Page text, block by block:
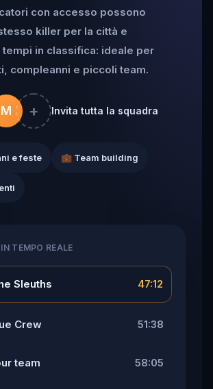
con accesso possono
killer per la città e
in classifica: ideale per
compleanni e piccoli team.
M + Invita tutta la squadra
e feste 💼 Team building
TEMPO REALE
Sleuths 47:12
Crew 51:38
team 58:05